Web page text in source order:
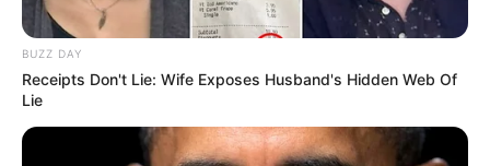
10 Desain Kanopi Tempat
Tidur, Serasa Beristirahat di
Kamar Raja
BUZZ DAY
Receipts Don't Lie: Wife Exposes Husband's Hidden Web Of
Lie